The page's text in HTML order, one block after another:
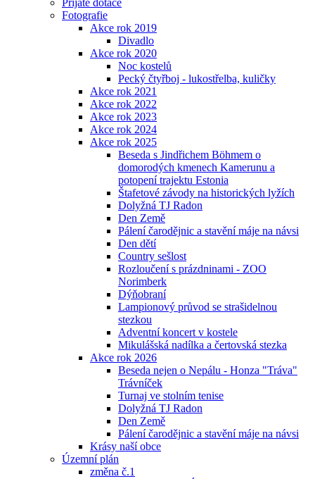
Přijaté dotace
Fotografie
Akce rok 2019
Divadlo
Akce rok 2020
Noc kostelů
Pecký čtyřboj - lukostřelba, kuličky
Akce rok 2021
Akce rok 2022
Akce rok 2023
Akce rok 2024
Akce rok 2025
Beseda s Jindřichem Böhmem o
domorodých kmenech Kamerunu a
potopení trajektu Estonia
Štafetové závody na historických lyžích
Dolyžná TJ Radon
Den Země
Pálení čarodějnic a stavění máje na návsi
Den dětí
Country sešlost
Rozloučení s prázdninami - ZOO
Norimberk
Dýňobraní
Lampionový průvod se strašidelnou
stezkou
Adventní koncert v kostele
Mikulášská nadílka a čertovská stezka
Akce rok 2026
Beseda nejen o Nepálu - Honza "Tráva"
Trávníček
Turnaj ve stolním tenise
Dolyžná TJ Radon
Den Země
Pálení čarodějnic a stavění máje na návsi
Krásy naší obce
Územní plán
změna č.1